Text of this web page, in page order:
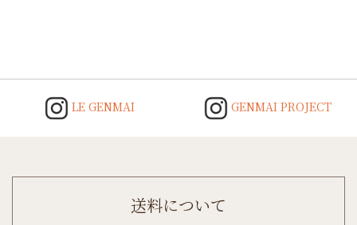
LE GENMAI GENMAI PROJECT
送料について